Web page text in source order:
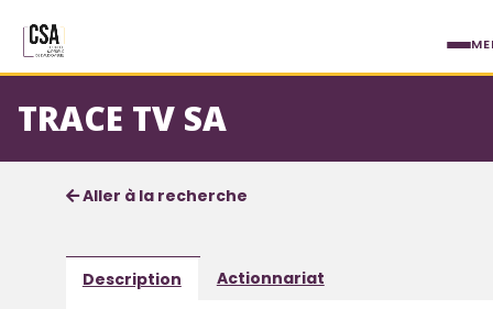
TRACE TV SA
Fiche société
Informations détaillées
Aller à la recherche
Description Actionnariat